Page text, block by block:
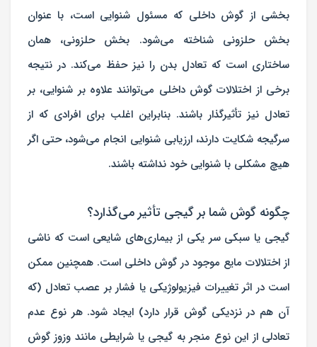
بخشی از گوش داخلی که مسئول شنوایی است، با عنوان
بخش حلزونی شناخته می‌شود. بخش حلزونی، همان
ساختاری است که تعادل بدن را نیز حفظ می‌کند. در نتیجه
برخی از اختلالات گوش داخلی می‌توانند علاوه بر شنوایی، بر
تعادل نیز تأثیرگذار باشند. بنابراین اغلب برای افرادی که از
سرگیجه شکایت دارند، ارزیابی شنوایی انجام می‌شود، حتی اگر
هیچ مشکلی با شنوایی خود نداشته باشند.
چگونه گوش شما بر گیجی تأثیر می‌گذارد؟
گیجی یا سبکی سر یکی از بیماری‌های شایعی است که ناشی
از اختلالات مایع موجود در گوش داخلی است. همچنین ممکن
است در اثر تغییرات فیزیولوژيکی یا فشار بر عصب تعادل (که
آن هم در نزدیکی گوش قرار دارد) ایجاد شود. هر نوع عدم
تعادلی از این نوع منجر به گیجی یا شرایطی مانند وزوز گوش